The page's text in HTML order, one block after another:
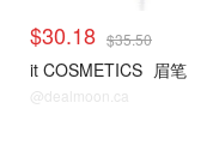
$30.18 $35.50
it COSMETICS 眉笔
@dealmoon.ca